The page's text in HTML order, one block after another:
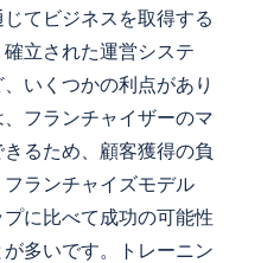
てビジネスを取得する
立された運営システ
いくつかの利点があり
フランチャイザーのマ
るため、顧客獲得の負
ランチャイズモデル
に比べて成功の可能性
多いです。トレーニン